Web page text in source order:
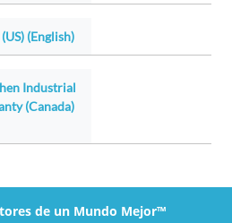
(English)
Industrial
(Canada)
de un Mundo Mejor™